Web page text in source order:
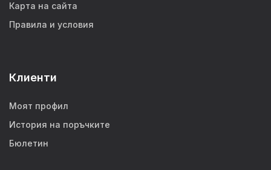
Карта на сайта
Правила и условия
Клиенти
Моят профил
История на поръчките
Бюлетин